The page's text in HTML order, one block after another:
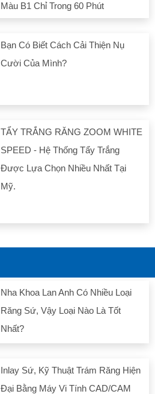
Màu B1 Chỉ Trong 60 Phút
Bạn Có Biết Cách Cải Thiện Nụ
Cười Của Mình?
TẨY TRẮNG RĂNG ZOOM WHITE
SPEED - Hệ Thống Tẩy Trắng
Được Lựa Chọn Nhiều Nhất Tại
Mỹ.
Nha Khoa Lan Anh Có Nhiều Loại
Răng Sứ, Vậy Loại Nào Là Tốt
Nhất?
Inlay Sứ, Kỹ Thuật Trám Răng Hiện
Đại Bằng Máy Vi Tính CAD/CAM